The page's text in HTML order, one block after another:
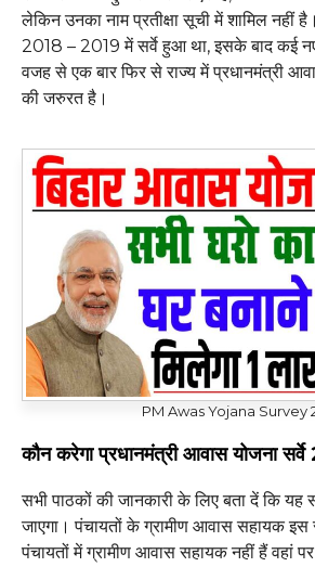
लेकिन उनका नाम प्रतीक्षा सूची में शामिल नहीं
2018 – 2019 में सर्वे हुआ था, इसके बाद कई
वजह से एक बार फिर से राज्य में प्रधानमंत्री
की जरुरत है।
PM Awas Yojana Survey
कौन करेगा प्रधानमंत्री आवास योजना
सभी पाठकों की जानकारी के लिए बता दें कि यह
जाएगा। पंचायतों के ग्रामीण आवास सहायक इस
पंचायतों में ग्रामीण आवास सहायक नहीं हैं वहां